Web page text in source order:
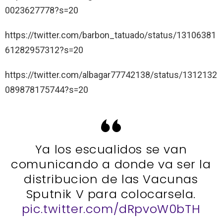
0023627778?s=20
https://twitter.com/barbon_tatuado/status/13106381
61282957312?s=20
https://twitter.com/albagar77742138/status/1312132
089878175744?s=20
Ya los escualidos se van
comunicando a donde va ser la
distribucion de las Vacunas
Sputnik V para colocarsela.
pic.twitter.com/dRpvoW0bTH